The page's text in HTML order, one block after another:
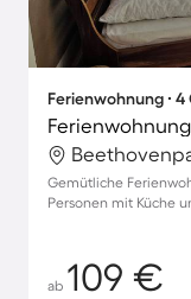
Ferienwohnung ∙ 4
Gemütliche
Personen mit Küche
ab 109 €